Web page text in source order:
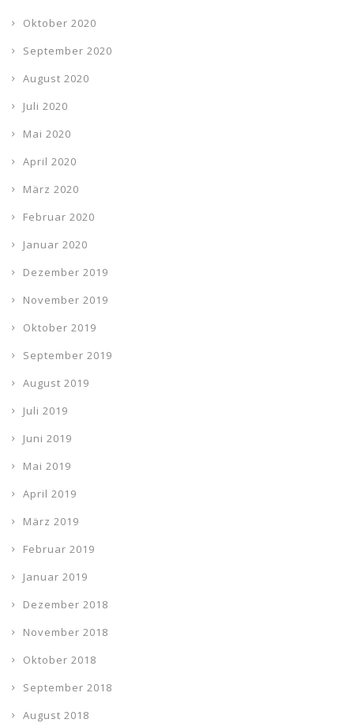
Oktober 2020
September 2020
August 2020
Juli 2020
Mai 2020
April 2020
März 2020
Februar 2020
Januar 2020
Dezember 2019
November 2019
Oktober 2019
September 2019
August 2019
Juli 2019
Juni 2019
Mai 2019
April 2019
März 2019
Februar 2019
Januar 2019
Dezember 2018
November 2018
Oktober 2018
September 2018
August 2018